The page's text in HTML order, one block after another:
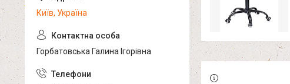
Київ, Україна
Горбатовська Галина Ігорівна